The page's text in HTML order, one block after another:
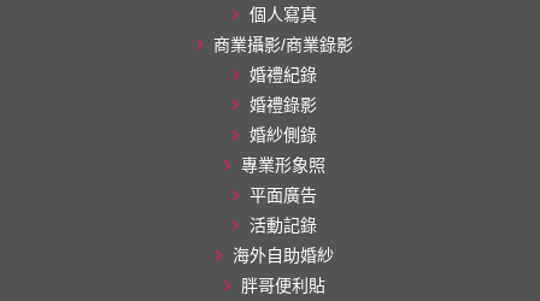
個人寫真
商業攝影/商業錄影
婚禮紀錄
婚禮錄影
婚紗側錄
專業形象照
平面廣告
活動記錄
海外自助婚紗
胖哥便利貼